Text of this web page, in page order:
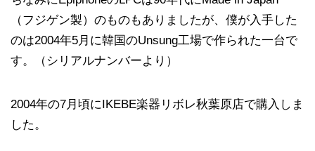
（フジゲン製）のものもありましたが、僕が入手した
のは2004年5月に韓国のUnsung工場で作られた一台で
す。（シリアルナンバーより）
2004年の7月頃にIKEBE楽器リボレ秋葉原店で購入しま
した。